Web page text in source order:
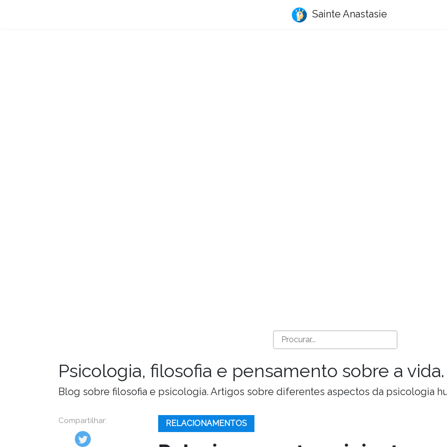
Sainte Anastasie
Psicologia, filosofia e pensamento sobre a vida.
Blog sobre filosofia e psicologia. Artigos sobre diferentes aspectos da psicologia
Compartilhar: RELACIONAMENTOS